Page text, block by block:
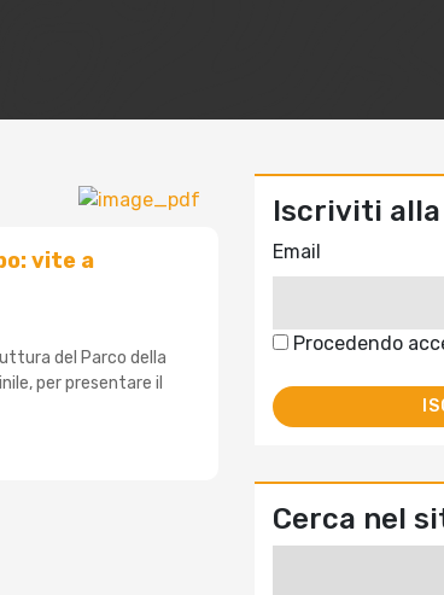
vite a
del Parco della
per presentare il
Iscriviti
Email
Procedendo
Cerca nel